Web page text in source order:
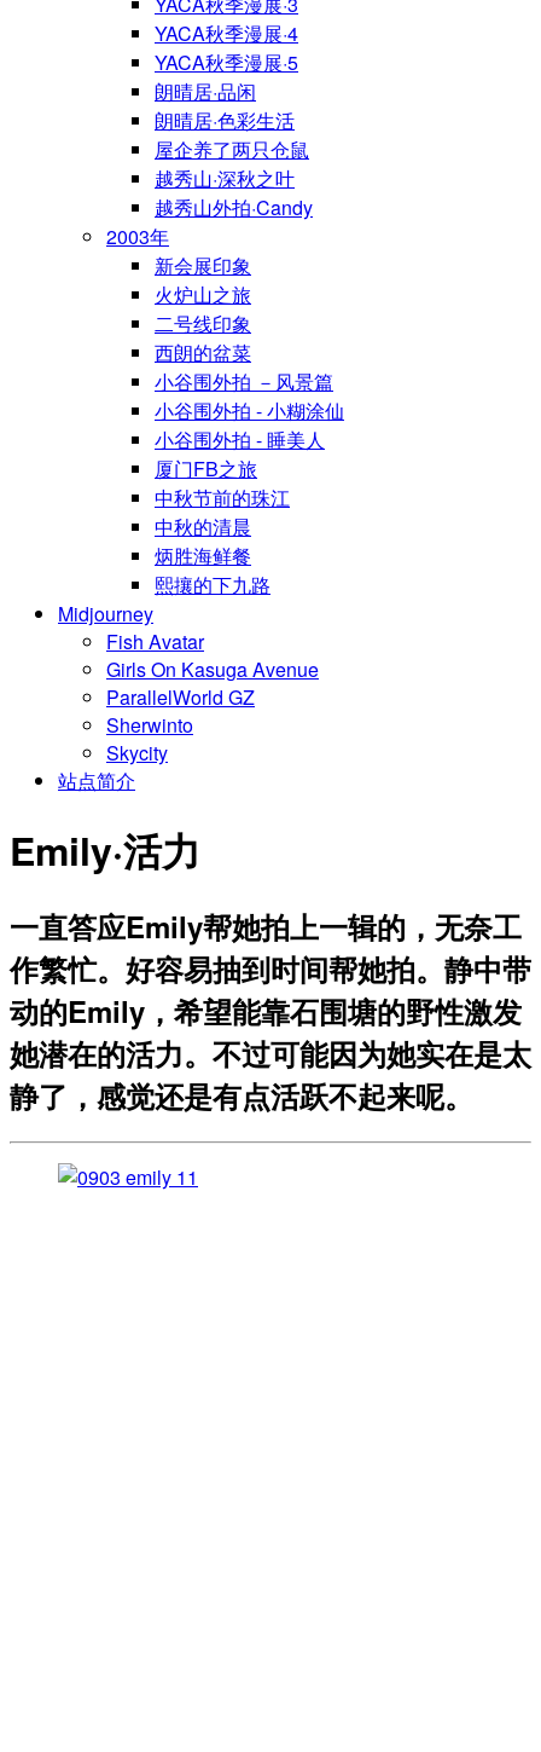
YACA秋季漫展·4
YACA秋季漫展·5
朗晴居·品闲
朗晴居·色彩生活
屋企养了两只仓鼠
越秀山·深秋之叶
越秀山外拍·Candy
2003年
新会展印象
火炉山之旅
二号线印象
西朗的盆菜
小谷围外拍 －风景篇
小谷围外拍 - 小糊涂仙
小谷围外拍 - 睡美人
厦门FB之旅
中秋节前的珠江
中秋的清晨
炳胜海鲜餐
熙攘的下九路
Midjourney
Fish Avatar
Girls On Kasuga Avenue
ParallelWorld GZ
Sherwinto
Skycity
站点简介
Emily·活力
一直答应Emily帮她拍上一辑的，无奈工
作繁忙。好容易抽到时间帮她拍。静中带
动的Emily，希望能靠石围塘的野性激发
她潜在的活力。不过可能因为她实在是太
静了，感觉还是有点活跃不起来呢。